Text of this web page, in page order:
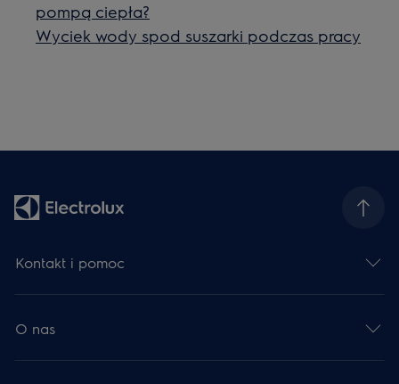
pompą ciepła?
Wyciek wody spod suszarki podczas pracy
Kontakt i pomoc
O nas